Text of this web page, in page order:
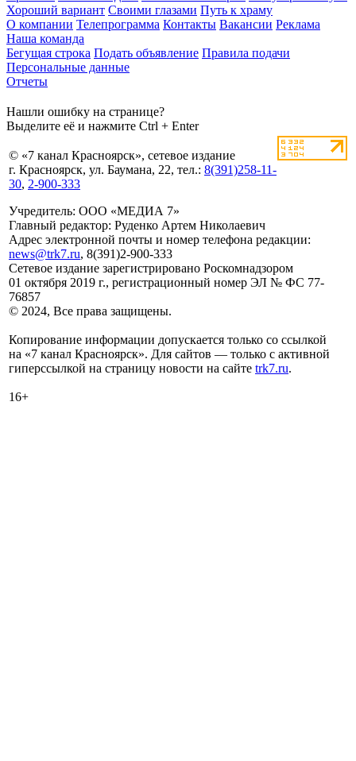
Хороший вариант Своими глазами Путь к храму
О компании Телепрограмма Контакты Вакансии Реклама
Наша команда
Бегущая строка Подать объявление Правила подачи
Персональные данные
Отчеты
Нашли ошибку на странице?
Выделите её и нажмите Ctrl + Enter
© «7 канал Красноярск», сетевое издание
г. Красноярск, ул. Баумана, 22, тел.: 8(391)258-11-
30, 2-900-333
Учредитель: ООО «МЕДИА 7»
Главный редактор: Руденко Артем Николаевич
Адрес электронной почты и номер телефона редакции:
news@trk7.ru, 8(391)2-900-333
Сетевое издание зарегистрировано Роскомнадзором
01 октября 2019 г., регистрационный номер ЭЛ № ФС 77-
76857
© 2024, Все права защищены.
Копирование информации допускается только со ссылкой
на «7 канал Красноярск». Для сайтов — только с активной
гиперссылкой на страницу новости на сайте trk7.ru.
16+